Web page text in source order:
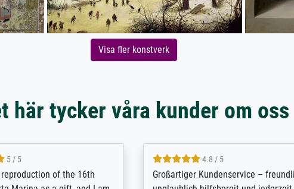
Visa fler konstverk
här tycker våra kunder om oss
5 / 5
Meisterdrucke strives to
5 / 5
Outstanding quality and customer